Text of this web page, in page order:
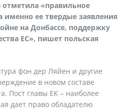
«правильное
именно ее твердые заявления
на Донбассе, поддержку
ЕС», пишет польская
фон дер Ляйен и другие
в новом составе
Пост главы ЕК – наиболее
дает право обладателю